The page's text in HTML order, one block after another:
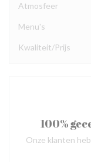
Atmosfeer
Menu's
Kwaliteit/Prijs
100%
Onze klanten